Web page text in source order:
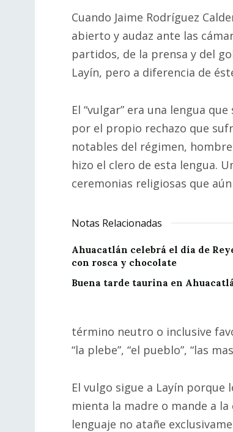
Cuando Jaime Rodríguez
abierto y audaz ante las
partidos, de la prensa y del
Layín, pero a diferencia de
El “vulgar” era una lengua
por el propio rechazo que
notables del régimen,
hizo el clero de esta lengua.
ceremonias religiosas que
Notas Relacionadas
Ahuacatlán celebrá el día de
con rosca y chocolate
Buena tarde taurina en
término neutro o inclusive
“la plebe”, “el pueblo”, “las
El vulgo sigue a Layín
mienta la madre o mande a
lenguaje no atañe